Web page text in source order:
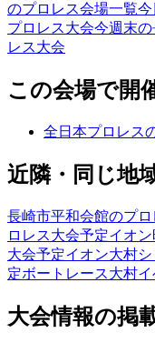
のプロレス会場一覧今
プロレス大会今週末
レス大会
この会場で開
全日本プロレス
近隣・同じ地
長崎市平和会館のプ
ロレス大会予定イオ
大会予定イオン大村
定ボートレース大村
大会情報の掲